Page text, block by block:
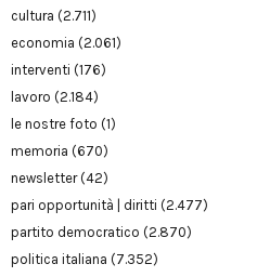
cultura (2.711)
economia (2.061)
interventi (176)
lavoro (2.184)
le nostre foto (1)
memoria (670)
newsletter(42)
pari opportunità | diritti (2.477)
partito democratico (2.870)
politica italiana (7.352)